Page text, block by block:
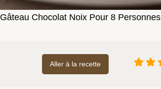
Gâteau Chocolat Noix Pour 8 Personnes
Aller à la recette